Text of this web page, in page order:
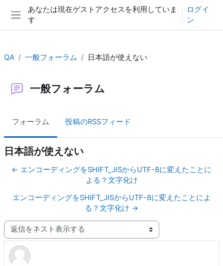
メインコンテンツへスキップする
サイドパネル
あなたは現在ゲストアクセスを利用していま
す
ログイ
ン
QA 一般フォーラム 日本語が使えない
一般フォーラム
フォーラム 投稿のRSSフィード
日本語が使えない
← エンコーディングをSHIFT_JISからUTF-8に変えたことに
よる？文字化け
エンコーディングをSHIFT_JISからUTF-8に変えたことによ
る？文字化け →
表示モード